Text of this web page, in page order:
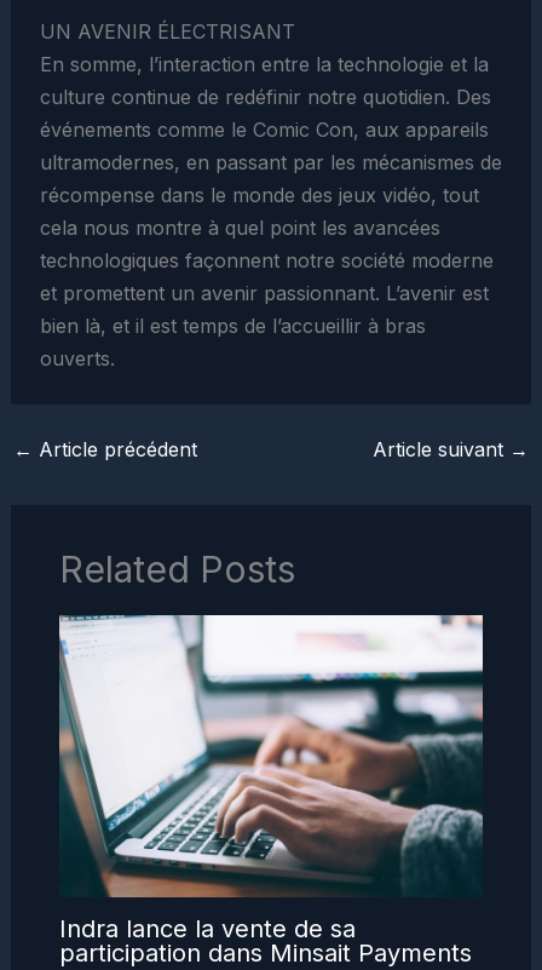
UN AVENIR ÉLECTRISANT
En somme, l’interaction entre la technologie et la
culture continue de redéfinir notre quotidien. Des
événements comme le Comic Con, aux appareils
ultramodernes, en passant par les mécanismes de
récompense dans le monde des jeux vidéo, tout
cela nous montre à quel point les avancées
technologiques façonnent notre société moderne
et promettent un avenir passionnant. L’avenir est
bien là, et il est temps de l’accueillir à bras
ouverts.
← Article précédent Article suivant →
Related Posts
Indra lance la vente de sa
participation dans Minsait Payments